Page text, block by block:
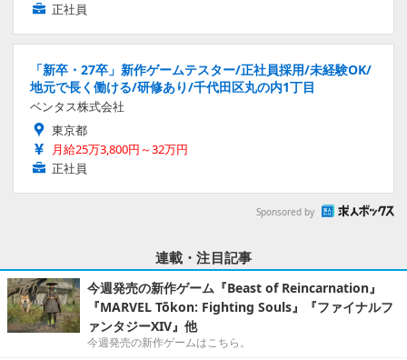
正社員
「新卒・27卒」新作ゲームテスター/正社員採用/未経験OK/
地元で長く働ける/研修あり/千代田区丸の内1丁目
ベンタス株式会社
東京都
月給25万3,800円～32万円
正社員
Sponsored by
連載・注目記事
今週発売の新作ゲーム『Beast of Reincarnation』
『MARVEL Tōkon: Fighting Souls』『ファイナルフ
ァンタジーXIV』他
今週発売の新作ゲームはこちら。